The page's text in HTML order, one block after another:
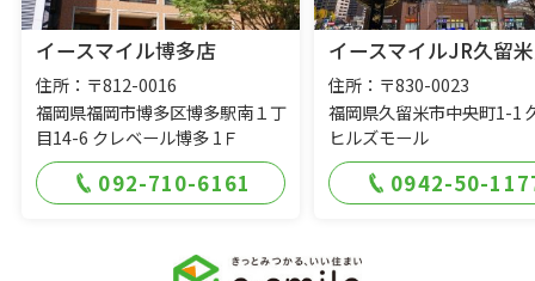
イースマイル博多店
住所：〒812-0016
福岡県福岡市博多区博多駅南１丁
目14-6 クレベール博多 1Ｆ
092-710-6161
イースマイルJR久留
住所：〒830-0023
福岡県久留米市中央町1-1
ヒルズモール
0942-50-